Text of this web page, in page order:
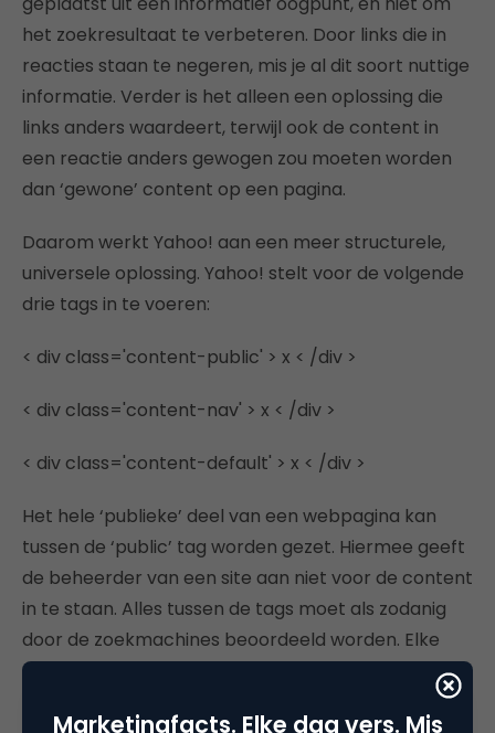
het zoekresultaat te verbeteren. Door links die in
reacties staan te negeren, mis je al dit soort nuttige
informatie. Verder is het alleen een oplossing die
links anders waardeert, terwijl ook de content in
een reactie anders gewogen zou moeten worden
dan ‘gewone’ content op een pagina.
Daarom werkt Yahoo! aan een meer structurele,
universele oplossing. Yahoo! stelt voor de volgende
drie tags in te voeren:
< div class='content-public' > x < /div >
< div class='content-nav' > x < /div >
< div class='content-default' > x < /div >
Het hele ‘publieke’ deel van een webpagina kan
tussen de ‘public’ tag worden gezet. Hiermee geeft
de beheerder van een site aan niet voor de content
in te staan. Alles tussen de tags moet als zodanig
door de zoekmachines beoordeeld worden. Elke
zoekmachine heeft dus de mogelijkheid hier in haar
algoritme een passende waarde aan mee te geven.
Marketingfacts. Elke dag vers. Mis